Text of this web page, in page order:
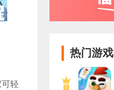
轻
热门游戏